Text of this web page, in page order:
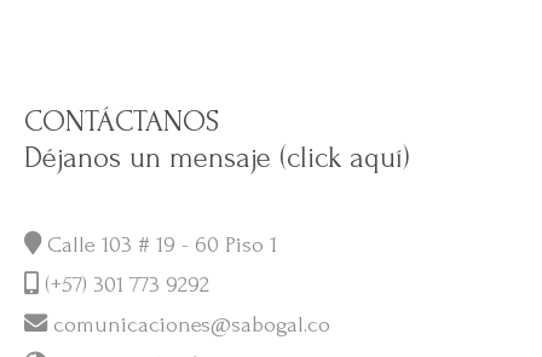
CONTÁCTANOS
Déjanos un mensaje (click aquí)
Calle 103 # 19 - 60 Piso 1
(+57) 301 773 9292
comunicaciones@sabogal.co